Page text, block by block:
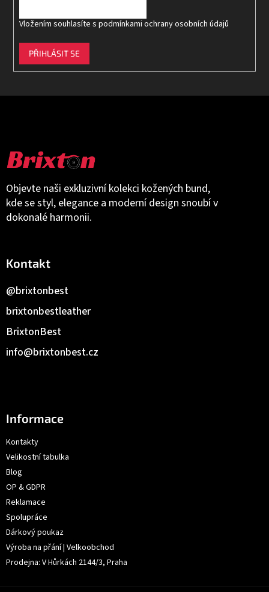
Objevte naši exkluzivní kolekci kožených bund,
kde se styl, elegance a moderní design snoubí v
dokonalé harmonii.
Kontakt
info@brixtonbest.cz
BrixtonBest
brixtonbestleather
@brixtonbest
Informace
Kontakty
Velikostní tabulka
Blog
OP & GDPR
Reklamace
Spolupráce
Dárkový poukaz
Výroba na přání | Velkoobchod
Prodejna: V Hůrkách 2144/3, Praha
Vložením souhlasíte s podmínkami ochrany osobních údajů
PŘIHLÁSIT SE